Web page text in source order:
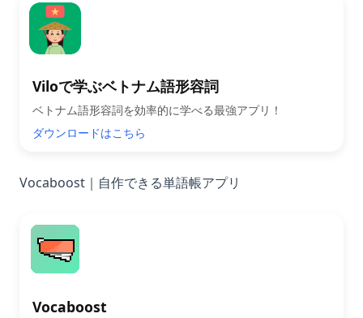
Viloで学ぶベトナム語形容詞
ベトナム語形容詞を効率的に学べる最強アプリ！
ダウンロードはこちら
Vocaboost｜自作できる単語帳アプリ
Vocaboost